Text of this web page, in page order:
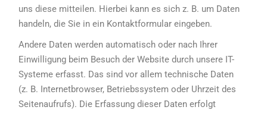
uns diese mitteilen. Hierbei kann es sich z. B. um Daten
handeln, die Sie in ein Kontaktformular eingeben.
Andere Daten werden automatisch oder nach Ihrer
Einwilligung beim Besuch der Website durch unsere IT-
Systeme erfasst. Das sind vor allem technische Daten
(z. B. Internetbrowser, Betriebssystem oder Uhrzeit des
Seitenaufrufs). Die Erfassung dieser Daten erfolgt